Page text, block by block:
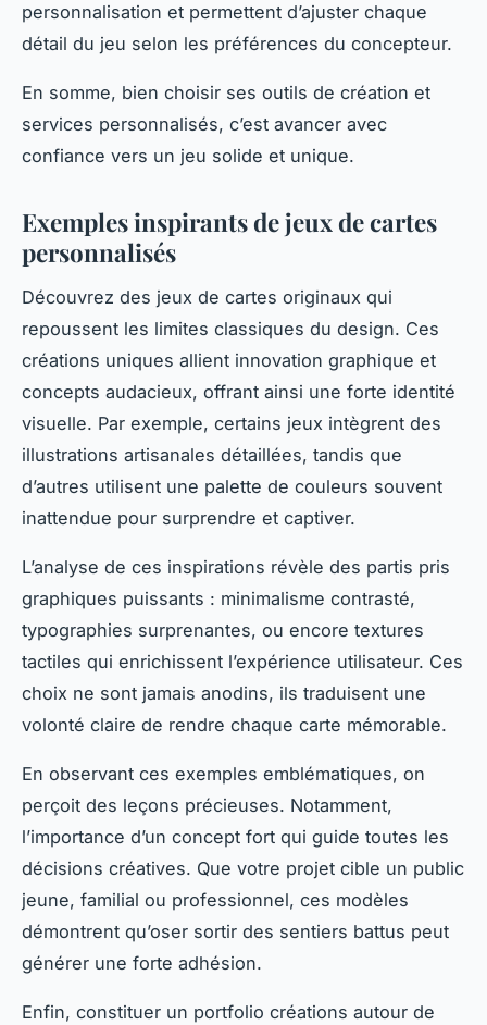
personnalisation et permettent d’ajuster chaque
détail du jeu selon les préférences du concepteur.
En somme, bien choisir ses outils de création et
services personnalisés, c’est avancer avec
confiance vers un jeu solide et unique.
Exemples inspirants de jeux de cartes
personnalisés
Découvrez des jeux de cartes originaux qui
repoussent les limites classiques du design. Ces
créations uniques allient innovation graphique et
concepts audacieux, offrant ainsi une forte identité
visuelle. Par exemple, certains jeux intègrent des
illustrations artisanales détaillées, tandis que
d’autres utilisent une palette de couleurs souvent
inattendue pour surprendre et captiver.
L’analyse de ces inspirations révèle des partis pris
graphiques puissants : minimalisme contrasté,
typographies surprenantes, ou encore textures
tactiles qui enrichissent l’expérience utilisateur. Ces
choix ne sont jamais anodins, ils traduisent une
volonté claire de rendre chaque carte mémorable.
En observant ces exemples emblématiques, on
perçoit des leçons précieuses. Notamment,
l’importance d’un concept fort qui guide toutes les
décisions créatives. Que votre projet cible un public
jeune, familial ou professionnel, ces modèles
démontrent qu’oser sortir des sentiers battus peut
générer une forte adhésion.
Enfin, constituer un portfolio créations autour de